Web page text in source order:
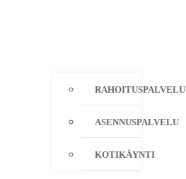
RAHOITUSPALVELU
ASENNUSPALVELU
KOTIKÄYNTI